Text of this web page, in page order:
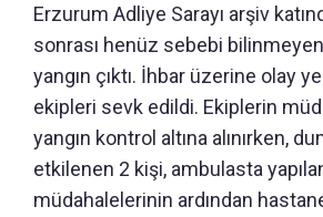
Erzurum Adliye Sarayı arşiv
sonrası henüz sebebi
yangın çıktı. İhbar üzerine olay
ekipleri sevk edildi. Ekiplerin
yangın kontrol altına alınırken,
etkilenen 2 kişi, ambulasta
müdahalelerinin ardından hastane